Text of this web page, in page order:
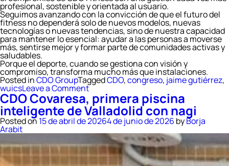
profesional, sostenible y orientada al usuario.
Seguimos avanzando con la convicción de que el futuro del
fitness no dependerá solo de nuevos modelos, nuevas
tecnologías o nuevas tendencias, sino de nuestra capacidad
para mantener lo esencial: ayudar a las personas a moverse
más, sentirse mejor y formar parte de comunidades activas y
saludables.
Porque el deporte, cuando se gestiona con visión y
compromiso, transforma mucho más que instalaciones.
Posted inCDO GroupTaggedCDO,congreso, jaime gutiérrez,
wuicsLeave a Commenton
CDO
Fitness
participa
en
Congreso
WUICS
con
CDO Covaresa, primera piscina
inteligente de Valladolid con nagi
Posted on 15 de abril de 20264 de junio de 2026 byBorja
Arabit